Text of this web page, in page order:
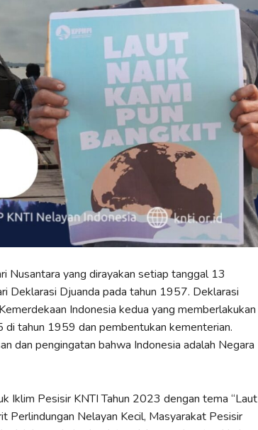
Nusantara yang dirayakan setiap tanggal 13
Deklarasi Djuanda pada tahun 1957. Deklarasi
Indonesia kedua yang memberlakukan
tahun 1959 dan pembentukan kementerian.
dan pengingatan bahwa Indonesia adalah Negara
Iklim Pesisir KNTI Tahun 2023 dengan tema “Laut
Perlindungan Nelayan Kecil, Masyarakat Pesisir